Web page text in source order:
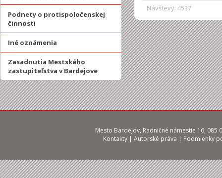
Podnety o protispoločenskej
činnosti
Iné oznámenia
Zasadnutia Mestského
zastupiteľstva v Bardejove
Návštevy: 4537
Mesto Bardejov, Radničné námestie 16, 085
Kontakty | Autorské práva | Podmienky